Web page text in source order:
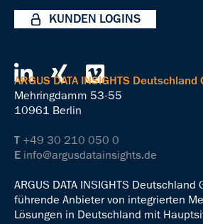
ARGUS DATA INSIGHTS Deutschland
Mehringdamm 53-55
10961 Berlin
T +49 30 210 050 0
E info@argusdatainsights.de
ARGUS DATA INSIGHTS
führende Anbieter von integrierten
Lösungen in Deutschland mit
KUNDEN LOGINS